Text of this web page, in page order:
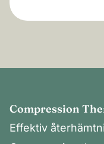
Compression
Effektiv